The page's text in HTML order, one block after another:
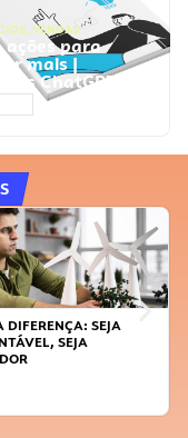
, VENDAS
ações para
mais |
ChatGPT
DIFERENÇA: SEJA
SEJA